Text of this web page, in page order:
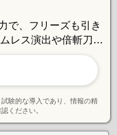
で、フリーズも引き
レス演出や倍斬刀な
バランスには賛否
に改善を求める声も
を秘めた機種。
験的な導入であり、情報の精
ください。